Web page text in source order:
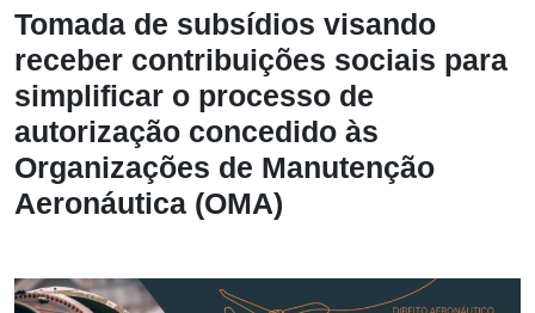
Tomada de subsídios visando
receber contribuições sociais para
simplificar o processo de
autorização concedido às
Organizações de Manutenção
Aeronáutica (OMA)